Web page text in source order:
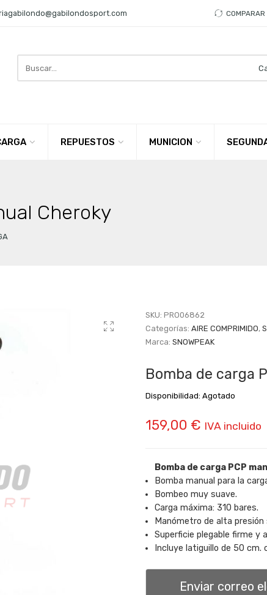
COMPARAR
here
REPUESTOS MUNICION
Cheroky
SKU: PRO06862
Categorías: AIRE COMPRIMIDO,
Marca: SNOWPEAK
Bomba de carga
Disponibilidad: Agotado
159,00 € IVA incluido
Bomba de carga PCP
Bomba manual para la
Bombeo muy suave.
Carga máxima: 310 bares.
Manómetro de alta
Superficie plegable firme y
Incluye latiguillo de 50
Enviar correo